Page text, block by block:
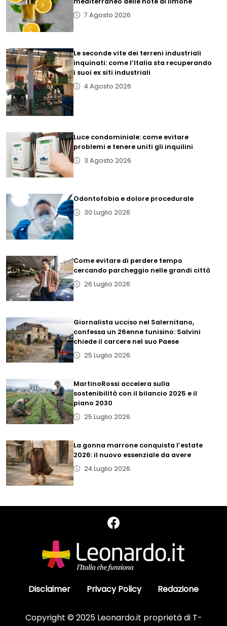
7 Agosto 2026
Le seconde vite dei terreni industriali
inquinati: come l’Italia sta recuperando
i suoi ex siti industriali
4 Agosto 2026
Luce condominiale: come evitare
problemi e tenere uniti gli inquilini
3 Agosto 2026
Odontofobia e dolore procedurale
30 Luglio 2026
Come evitare di perdere tempo
cercando parcheggio nelle grandi città
26 Luglio 2026
Giornalista ucciso nel Salernitano,
confessa un 26enne tunisino: Salvini
chiede il carcere nel suo Paese
25 Luglio 2026
MartinoRossi accelera sulla
sostenibilità con il bilancio 2025 e il
piano 2030
25 Luglio 2026
La gonna marrone conquista l’estate
2026: il nuovo essenziale da avere
24 Luglio 2026
Disclaimer Privacy Policy Redazione
Copyright © 2025 Leonardo.it proprietà di T-